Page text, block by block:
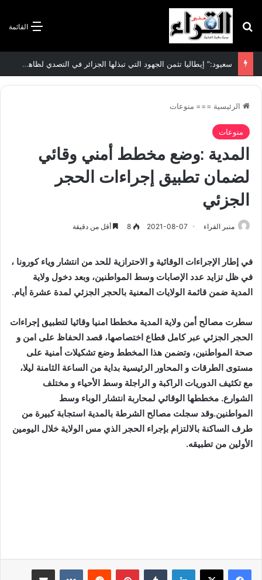
القائمة بحث عن
سعيود:” إيطاليا تثمن الجهود التي تبذلها الجزائر في التصدي لظاهرة الهجرة غير الشرعية”
الرئيسية === منوعات
منوعات
المدية :وضع مخطط أمني وقائي
لضمان تطبيق إجراءات الحجر
الجزئي
منبر القراء 2021-08-07
8 أقل من دقيقة
في إطار الإجراءات الوقائية و الاحترازية للحد من انتشار وياء كورونا ،
في ظل تزايد عدد الإصابات وسط المواطنين، وبعد دخول ولاية
المدية ضمن قائمة الولايات المعنية بالحجر الجزئي لمدة عشرة أيام.
سطرت مصالح أمن ولاية المدية مخططا امنيا وقائيا لتطبيق إجراءات
الحجر الجزئي عبر كامل قطاع اختصاصها، قصد الحفاظ على امن و
صحة المواطنين، وتضمن هذا المخطط وضع تشكيلات أمنية على
مستوى الطرقات و المحاور الرئيسية بداية من الساعة الثامنة ليلا،
مع تكثيف الدوريات الراكبة و الراجلة وسط الأحياء و مختلف
الشوارع. مخططها الوقائي لمحاربة انتشار الوباء وسط
المواطنين.وقد سجلت مصالح الشرطة بالمدية استجابة كبيرة من
طرف الساكنة بالالتزام بإجراء الحجر الذي مس الولاية خلال اليومين
الأولين من تطبيقه.
لينكدإن بينتيريست